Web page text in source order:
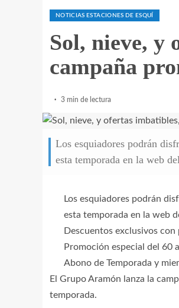
NOTICIAS ESTACIONES DE ESQUÍ
Sol, nieve, y
campaña
3 min de lectura
Los esquiadores podrán
esta temporada en la web
Los esquiadores podrán
esta temporada en la web
Descuentos exclusivos con
Promoción especial del 60
Abono de Temporada y
El Grupo Aramón lanza la
temporada.